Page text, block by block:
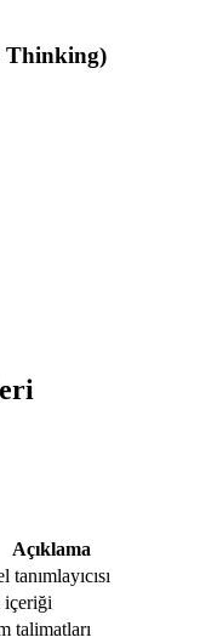
Thinking)
Açıklama
tanımlayıcısı
talimatları